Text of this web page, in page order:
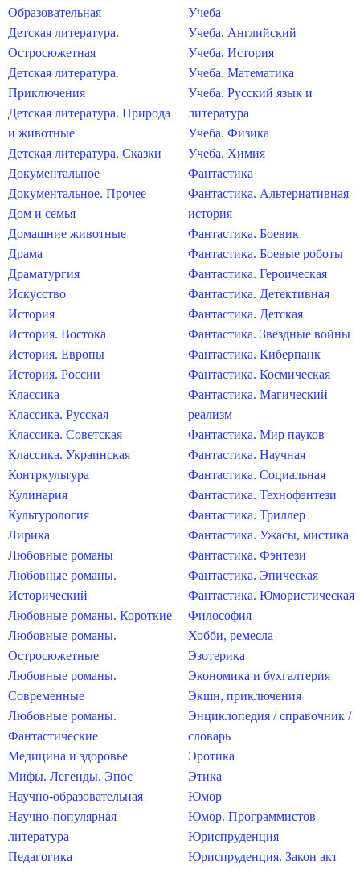
Образовательная
Детская литература.
Остросюжетная
Детская литература.
Приключения
Детская литература. Природа
и животные
Детская литература. Сказки
Документальное
Документальное. Прочее
Дом и семья
Домашние животные
Драма
Драматургия
Искусство
История
История. Востока
История. Европы
История. России
Классика
Классика. Русская
Классика. Советская
Классика. Украинская
Контркультура
Кулинария
Культурология
Лирика
Любовные романы
Любовные романы.
Исторический
Любовные романы. Короткие
Любовные романы.
Остросюжетные
Любовные романы.
Современные
Любовные романы.
Фантастические
Медицина и здоровье
Мифы. Легенды. Эпос
Научно-образовательная
Научно-популярная
литература
Педагогика
Учеба
Учеба. Английский
Учеба. История
Учеба. Математика
Учеба. Русский язык и
литература
Учеба. Физика
Учеба. Химия
Фантастика
Фантастика. Альтернативная
история
Фантастика. Боевик
Фантастика. Боевые роботы
Фантастика. Героическая
Фантастика. Детективная
Фантастика. Детская
Фантастика. Звездные войны
Фантастика. Киберпанк
Фантастика. Космическая
Фантастика. Магический
реализм
Фантастика. Мир пауков
Фантастика. Научная
Фантастика. Социальная
Фантастика. Технофэнтези
Фантастика. Триллер
Фантастика. Ужасы, мистика
Фантастика. Фэнтези
Фантастика. Эпическая
Фантастика. Юмористическая
Философия
Хобби, ремесла
Эзотерика
Экономика и бухгалтерия
Экшн, приключения
Энциклопедия / справочник /
словарь
Эротика
Этика
Юмор
Юмор. Программистов
Юриспруденция
Юриспруденция. Закон акт